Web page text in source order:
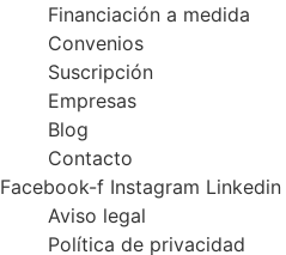
Financiación a medida
Convenios
Suscripción
Empresas
Blog
Contacto
Facebook-f Instagram Linkedin
Aviso legal
Política de privacidad